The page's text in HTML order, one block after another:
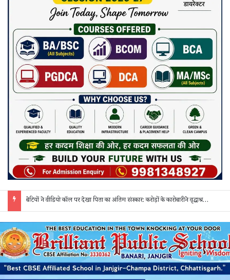
माँ के नाम पीपल का पौधा लगाकर मुख्यमंत्री साय ने ‘पीपल फॉर पीपुल’ अभियान की शुरुआत की